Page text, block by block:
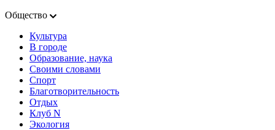
Общество
Культура
В городе
Образование, наука
Своими словами
Спорт
Благотворительность
Отдых
Клуб N
Экология